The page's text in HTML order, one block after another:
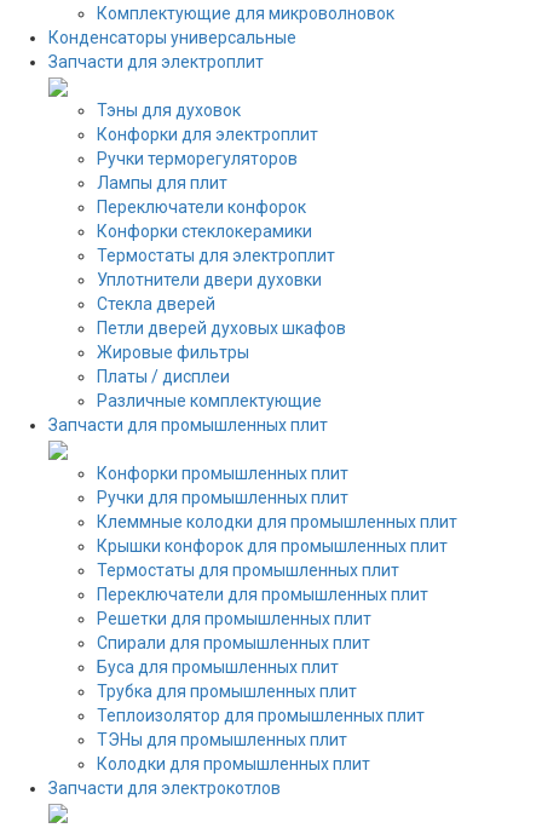
Комплектующие для микроволновок
Конденсаторы универсальные
Запчасти для электроплит
Тэны для духовок
Конфорки для электроплит
Ручки терморегуляторов
Лампы для плит
Переключатели конфорок
Конфорки стеклокерамики
Термостаты для электроплит
Уплотнители двери духовки
Стекла дверей
Петли дверей духовых шкафов
Жировые фильтры
Платы / дисплеи
Различные комплектующие
Запчасти для промышленных плит
Конфорки промышленных плит
Ручки для промышленных плит
Клеммные колодки для промышленных плит
Крышки конфорок для промышленных плит
Термостаты для промышленных плит
Переключатели для промышленных плит
Решетки для промышленных плит
Спирали для промышленных плит
Буса для промышленных плит
Трубка для промышленных плит
Теплоизолятор для промышленных плит
ТЭНы для промышленных плит
Колодки для промышленных плит
Запчасти для электрокотлов